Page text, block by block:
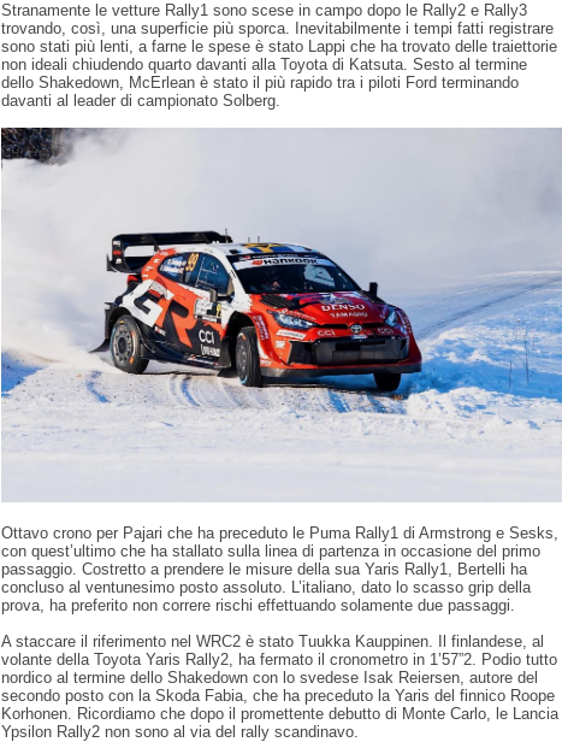
Stranamente le vetture Rally1 sono scese in campo dopo le Rally2 e Rally3
trovando, così, una superficie più sporca. Inevitabilmente i tempi fatti registrare
sono stati più lenti, a farne le spese è stato Lappi che ha trovato delle traiettorie
non ideali chiudendo quarto davanti alla Toyota di Katsuta. Sesto al termine
dello Shakedown, McErlean è stato il più rapido tra i piloti Ford terminando
davanti al leader di campionato Solberg.
Ottavo crono per Pajari che ha preceduto le Puma Rally1 di Armstrong e Sesks,
con quest’ultimo che ha stallato sulla linea di partenza in occasione del primo
passaggio. Costretto a prendere le misure della sua Yaris Rally1, Bertelli ha
concluso al ventunesimo posto assoluto. L’italiano, dato lo scasso grip della
prova, ha preferito non correre rischi effettuando solamente due passaggi.
A staccare il riferimento nel WRC2 è stato Tuukka Kauppinen. Il finlandese, al
volante della Toyota Yaris Rally2, ha fermato il cronometro in 1’57”2. Podio tutto
nordico al termine dello Shakedown con lo svedese Isak Reiersen, autore del
secondo posto con la Skoda Fabia, che ha preceduto la Yaris del finnico Roope
Korhonen. Ricordiamo che dopo il promettente debutto di Monte Carlo, le Lancia
Ypsilon Rally2 non sono al via del rally scandinavo.